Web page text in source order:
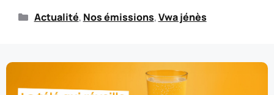
Actualité, Nos émissions,Vwa jénès